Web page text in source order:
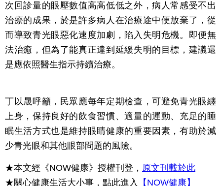
次回診量的眼壓數值高高低低之外，病人常感受不出
治療的成果，於是許多病人在治療途中便放棄了，從
而導致青光眼惡化速度加劇，陷入失明危機。即便無
法治癒，但為了能真正達到延緩失明的目標，建議還
是應依照醫生指示持續治療。
丁以晟呼籲，民眾應每年定期檢查，可避免青光眼纏
上身，保持良好的飲食習慣、適量的運動、充足的睡
眠生活方式也是維持眼睛健康的重要因素，有助於減
少青光眼和其他眼部問題的風險。
★本文經《NOW健康》授權刊登， 原文刊載於此
★關心健康生活大小事，點此進入
【NOW健康】